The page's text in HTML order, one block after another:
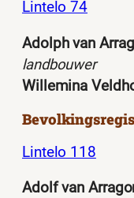
Lintelo 74
Adolph van
landbouwer
Willemina
Lintelo 118
Adolf van